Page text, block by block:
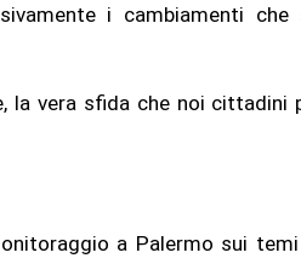
i cambiamenti
la vera sfida che noi cittadini
a Palermo sui